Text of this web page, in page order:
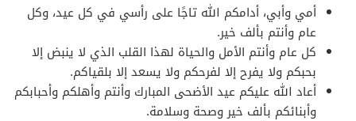
أمي وأبي، أدامكم الله تاجًا على رأسي في كل عيد، وكل
عام وأنتم بألف خير.
كل عام وأنتم الأمل والحياة لهذا القلب الذي لا ينبض إلا
بحبكم ولا يفرح إلا لفرحكم ولا يسعد إلا بلقياكم.
أعاد الله عليكم عيد الأضحى المبارك وأنتم وأهلكم وأحبابكم
وأبنائكم بألف خير وصحة وسلامة.